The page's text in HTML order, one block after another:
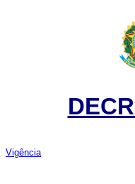
Vigência